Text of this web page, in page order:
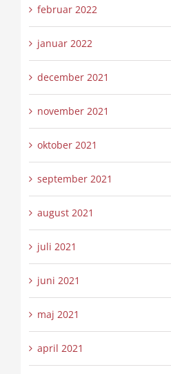
februar 2022
januar 2022
december 2021
november 2021
oktober 2021
september 2021
august 2021
juli 2021
juni 2021
maj 2021
april 2021